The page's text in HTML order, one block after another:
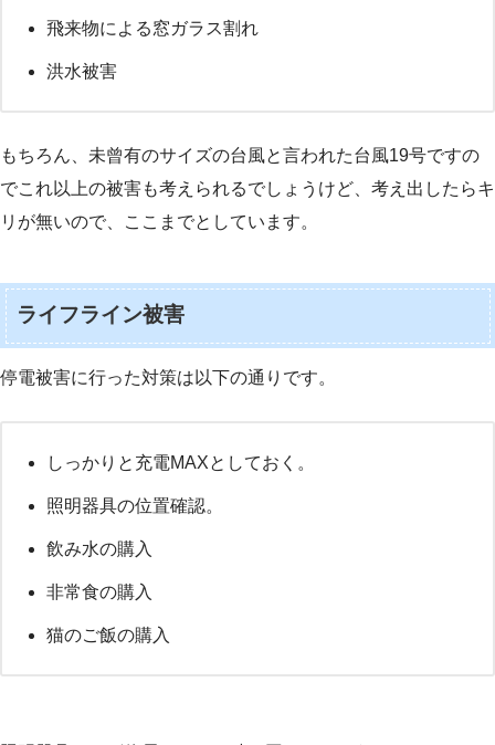
飛来物による窓ガラス割れ
洪水被害
もちろん、未曾有のサイズの台風と言われた台風19号ですの
でこれ以上の被害も考えられるでしょうけど、考え出したらキ
リが無いので、ここまでとしています。
ライフライン被害
停電被害に行った対策は以下の通りです。
しっかりと充電MAXとしておく。
照明器具の位置確認。
飲み水の購入
非常食の購入
猫のご飯の購入